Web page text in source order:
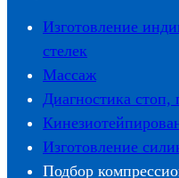
Изготовление
стелек
Массаж
Диагностика стоп,
Изготовление
Подбор